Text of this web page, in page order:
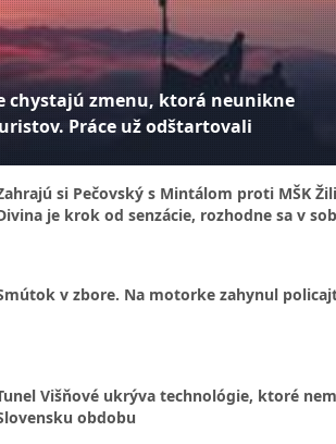
chystajú zmenu, ktorá neunikne
Práce už odštartovali
si Pečovský s Mintálom proti MŠK
je krok od senzácie, rozhodne sa v
v zbore. Na motorke zahynul
Višňové ukrýva technológie, ktoré
obdobu